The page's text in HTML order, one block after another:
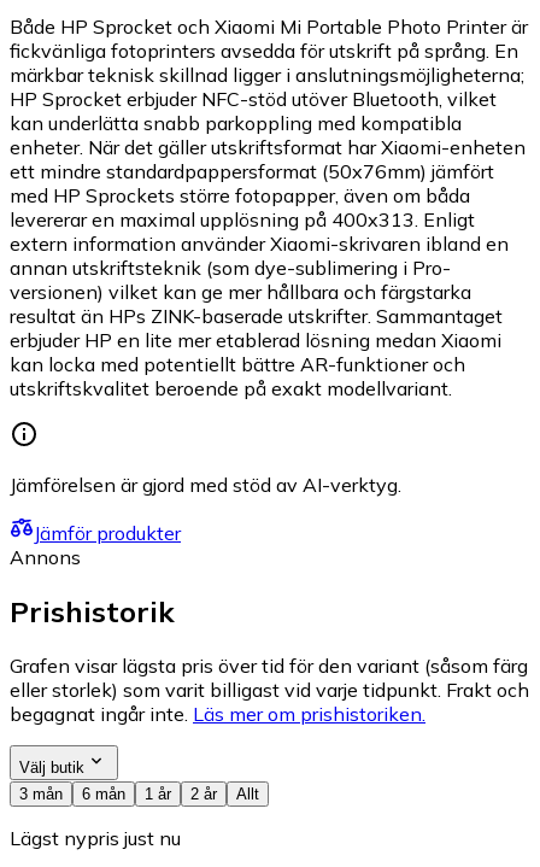
Både HP Sprocket och Xiaomi Mi Portable Photo Printer är
fickvänliga fotoprinters avsedda för utskrift på språng. En
märkbar teknisk skillnad ligger i anslutningsmöjligheterna;
HP Sprocket erbjuder NFC-stöd utöver Bluetooth, vilket
kan underlätta snabb parkoppling med kompatibla
enheter. När det gäller utskriftsformat har Xiaomi-enheten
ett mindre standardpappersformat (50x76mm) jämfört
med HP Sprockets större fotopapper, även om båda
levererar en maximal upplösning på 400x313. Enligt
extern information använder Xiaomi-skrivaren ibland en
annan utskriftsteknik (som dye-sublimering i Pro-
versionen) vilket kan ge mer hållbara och färgstarka
resultat än HPs ZINK-baserade utskrifter. Sammantaget
erbjuder HP en lite mer etablerad lösning medan Xiaomi
kan locka med potentiellt bättre AR-funktioner och
utskriftskvalitet beroende på exakt modellvariant.
Jämförelsen är gjord med stöd av AI-verktyg.
Jämför produkter
Annons
Prishistorik
Grafen visar lägsta pris över tid för den variant (såsom färg
eller storlek) som varit billigast vid varje tidpunkt. Frakt och
begagnat ingår inte. Läs mer om prishistoriken.
Välj butik
3 mån
6 mån 1 år 2 år Allt
Lägst nypris just nu